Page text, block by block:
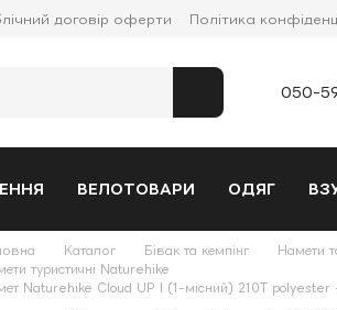
договір оферти Політика
050-
ВЕЛОТОВАРИ ОДЯГ
Каталог Бівак та кемпінг Намети
туристичні Naturehike
Naturehike Cloud UP I (1-місний) 210T polyester